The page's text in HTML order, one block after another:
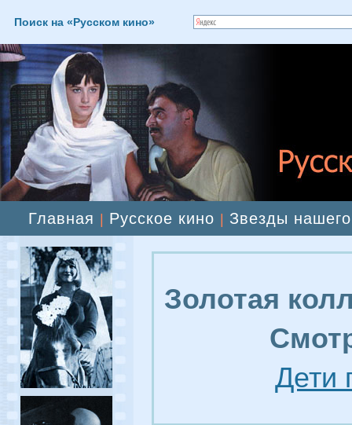
Поиск на «Русском кино»
Главная Русское кино Звезды
Золотая
Дети